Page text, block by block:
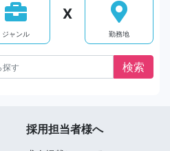
ジャンル
X
勤務地
採用担当者様へ